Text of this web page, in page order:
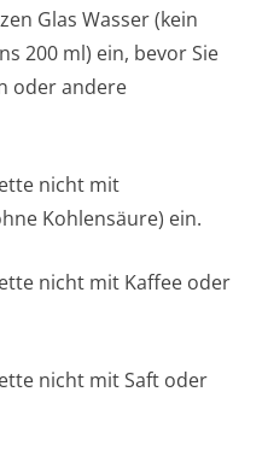
Glas Wasser (kein
200 ml) ein, bevor Sie
oder andere
nicht mit
Kohlensäure) ein.
nicht mit Kaffee oder
nicht mit Saft oder